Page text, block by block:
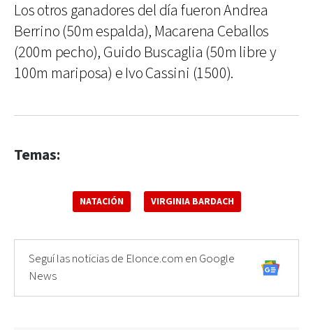
Los otros ganadores del día fueron Andrea
Berrino (50m espalda), Macarena Ceballos
(200m pecho), Guido Buscaglia (50m libre y
100m mariposa) e Ivo Cassini (1500).
Temas:
NATACIÓN VIRGINIA BARDACH
Seguí las noticias de Elonce.com en Google
News